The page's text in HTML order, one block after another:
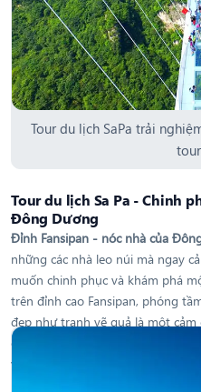
Tour du lịch SaPa trải
Tour du lịch Sa Pa - Chinh
Đông Dương
Đỉnh Fansipan - nóc nhà của
những các nhà leo núi mà ngay
muốn chinh phục và khám phá
trên đỉnh cao Fansipan, phóng
đẹp như tranh vẽ quả là một
chúng tôi làm một chuyến hành
vẻ đẹp của đỉnh núi cao nhất Việt